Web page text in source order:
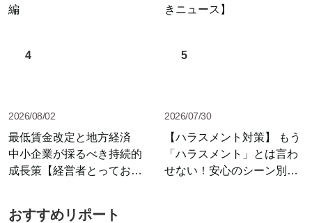
編
きニュース】
4
2026/08/02
最低賃金改定と地方経済
中小企業が採るべき持続的
成長策【経営者とっておき
5
2026/07/30
【ハラスメント対策】 もう
「ハラスメント」とは言わ
せない！安心のシーン別セ
おすすめリポート